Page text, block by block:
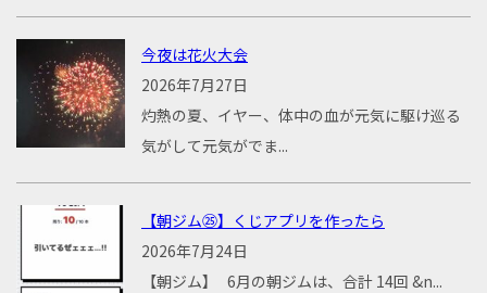
今夜は花火大会
2026年7月27日
灼熱の夏、イヤー、体中の血が元気に駆け巡る
気がして元気がでま...
【朝ジム㉕】くじアプリを作ったら
2026年7月24日
【朝ジム】 6月の朝ジムは、合計 14回 &n...